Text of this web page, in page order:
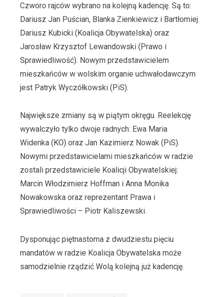
Czworo rajców wybrano na kolejną kadencję. Są to:
Dariusz Jan Puścian, Blanka Zienkiewicz i Bartłomiej
Dariusz Kubicki (Koalicja Obywatelska) oraz
Jarosław Krzysztof Lewandowski (Prawo i
Sprawiedliwość). Nowym przedstawicielem
mieszkańców w wolskim organie uchwałodawczym
jest Patryk Wyczółkowski (PiS).
Największe zmiany są w piątym okręgu. Reelekcję
wywalczyło tylko dwoje radnych: Ewa Maria
Widenka (KO) oraz Jan Kazimierz Nowak (PiS).
Nowymi przedstawicielami mieszkańców w radzie
zostali przedstawiciele Koalicji Obywatelskiej:
Marcin Włodzimierz Hoffman i Anna Monika
Nowakowska oraz reprezentant Prawa i
Sprawiedliwości – Piotr Kaliszewski.
Dysponując piętnastoma z dwudziestu pięciu
mandatów w radzie Koalicja Obywatelska może
samodzielnie rządzić Wolą kolejną już kadencję.